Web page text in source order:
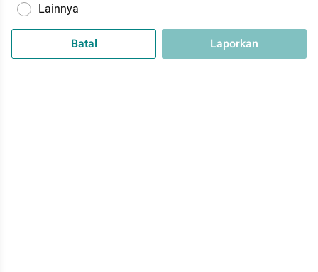
Lainnya
Batal Laporkan